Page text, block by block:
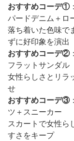
おすすめコーデ①
パードデニム＋ロ
落ち着いた色味で
ずに好印象を演出
おすすめコーデ②
フラットサンダル
女性らしさとリラ
せ
おすすめコーデ③
ツ＋スニーカー
スカートで女性ら
すさをキープ